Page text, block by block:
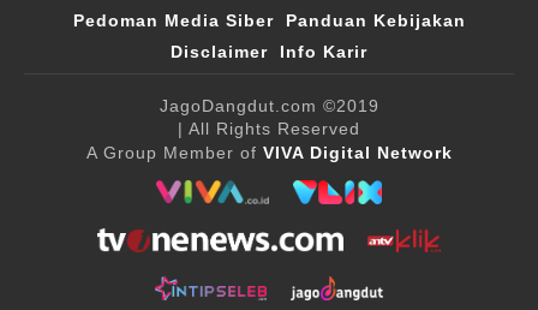
Pedoman Media Siber
Panduan Kebijakan
Disclaimer
Info Karir
JagoDangdut.com ©2019
| All Rights Reserved
A Group Member of VIVA Digital Network